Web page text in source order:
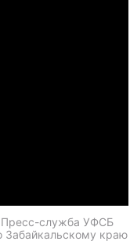
Пресс-служба УФСБ
Забайкальскому краю